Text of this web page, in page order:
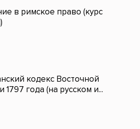
в римское право (курс
кодекс Восточной
1797 года (на русском и...